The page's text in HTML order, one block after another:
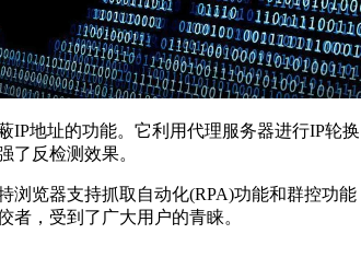
址的功能。它利用代理服务器进行IP轮
了反检测效果。
览器支持抓取自动化(RPA)功能和群控功
，受到了广大用户的青睐。